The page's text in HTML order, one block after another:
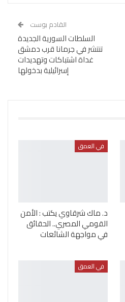
القادم بوست
السلطات السورية الجديدة
تنتشر في جرمانا قرب دمشق
غداة اشتباكات وتهديدات
إسرائيلية بدخولها
في العمق
د. ماك شرقاوي يكتب : الأمن
القومي المصري.. الحقائق
في مواجهة الشائعات
في العمق